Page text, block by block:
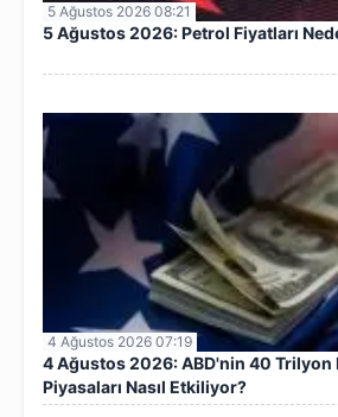
5 Ağustos 2026 08:21
5 Ağustos 2026: Petrol Fiyatları
4 Ağustos 2026 07:19
4 Ağustos 2026: ABD'nin 40 Trilyon
Piyasaları Nasıl Etkiliyor?